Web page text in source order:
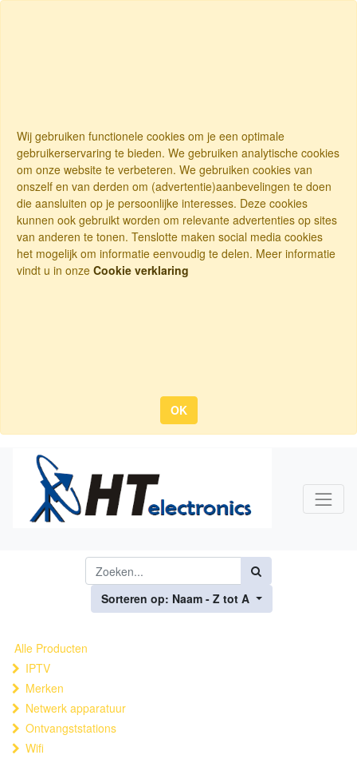
Wij gebruiken functionele cookies om je een optimale
gebruikerservaring te bieden. We gebruiken analytische cookies
om onze website te verbeteren. We gebruiken cookies van
onszelf en van derden om (advertentie)aanbevelingen te doen
die aansluiten op je persoonlijke interesses. Deze cookies
kunnen ook gebruikt worden om relevante advertenties op sites
van anderen te tonen. Tenslotte maken social media cookies
het mogelijk om informatie eenvoudig te delen. Meer informatie
vindt u in onze Cookie verklaring
OK
Sorteren op: Naam - Z tot A
Alle Producten
IPTV
Merken
Netwerk apparatuur
Ontvangststations
Wifi